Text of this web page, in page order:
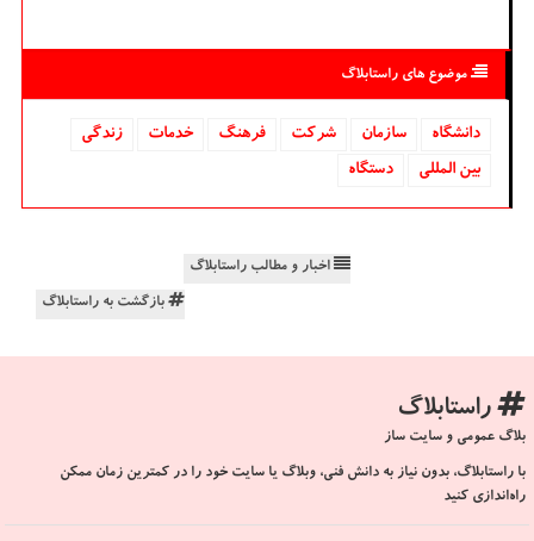
موضوع های راستابلاگ
دانشگاه‌ سازمان شركت فرهنگ خدمات
زندگی
بین المللی
دستگاه
اخبار و مطالب راستابلاگ
بازگشت به راستابلاگ
راستابلاگ
بلاگ عمومی و سایت ساز
با راستابلاگ، بدون نیاز به دانش فنی، وبلاگ یا سایت خود را در کمترین زمان ممکن
راه‌اندازی کنید